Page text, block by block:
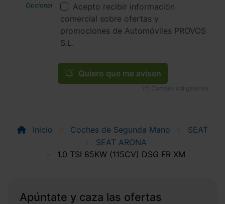
Acepto recibir información
comercial sobre ofertas y
promociones de Automóviles PROVOS
S.L.
Quiero que me avisen
Inicio Coches de Segunda Mano
SEAT
SEAT ARONA
1.0 TSI 85KW (115CV) DSG FR XM
Apúntate y caza las ofertas